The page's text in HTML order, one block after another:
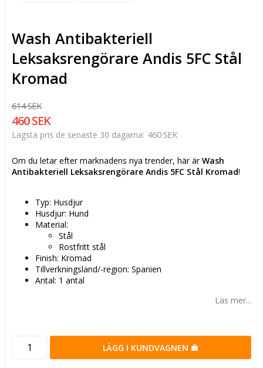
Wash Antibakteriell
Leksaksrengörare Andis 5FC Stål
Kromad
614 SEK
460 SEK
Lägsta pris de senaste 30 dagarna 460 SEK
Om du letar efter marknadens nya trender, här ärWash
Antibakteriell Leksaksrengörare Andis 5FC Stål Kromad!
Typ: Husdjur
Husdjur: Hund
Material:
Stål
Rostfritt stål
Finish: Kromad
Tillverkningsland/-region: Spanien
Antal: 1 antal
Läs mer...
LÄGG I KUNDVAGNEN